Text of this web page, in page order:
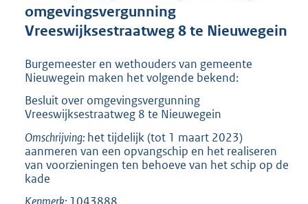
t
e
:
8
1
b
omgevingsvergunning
Vreeswijksestraatweg 8 te Nieuwegein
Burgemeester en wethouders van gemeente
Nieuwegein maken het volgende bekend:
Besluit over omgevingsvergunning
Vreeswijksestraatweg 8 te Nieuwegein
Omschrijving: het tijdelijk (tot 1 maart 2023)
aanmeren van een opvangschip en het realiseren
van voorzieningen ten behoeve van het schip op de
kade